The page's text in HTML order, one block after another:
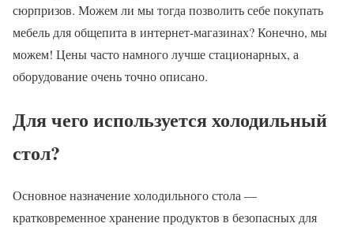
сюрпризов. Можем ли мы тогда позволить себе покупать
мебель для общепита в интернет-магазинах? Конечно, мы
можем! Цены часто намного лучше стационарных, а
оборудование очень точно описано.
Для чего используется холодильный
стол?
Основное назначение холодильного стола —
кратковременное хранение продуктов в безопасных для